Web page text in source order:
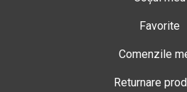
Favorite
Comenzile
Returnare